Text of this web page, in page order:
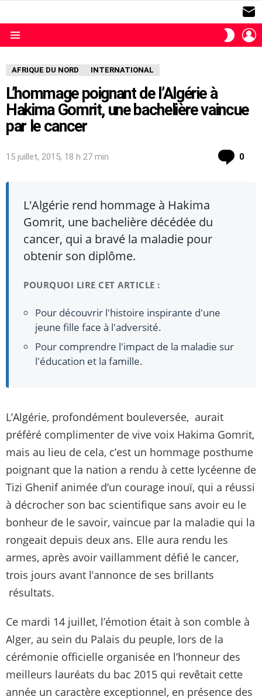
SKIN
AFRIQUE DU NORD INTERNATIONAL
L’hommage poignant de l’Algérie à
Hakima Gomrit, une bachelière vaincue
par le cancer
15 juillet, 2015, 18 h 27 min 0
L'Algérie rend hommage à Hakima
Gomrit, une bachelière décédée du
cancer, qui a bravé la maladie pour
obtenir son diplôme.
POURQUOI LIRE CET ARTICLE :
Pour découvrir l'histoire inspirante d'une
jeune fille face à l'adversité.
Pour comprendre l'impact de la maladie sur
l'éducation et la famille.
L’Algérie, profondément bouleversée, aurait
préféré complimenter de vive voix Hakima Gomrit,
mais au lieu de cela, c’est un hommage posthume
poignant que la nation a rendu à cette lycéenne de
Tizi Ghenif animée d’un courage inouï, qui a réussi
à décrocher son bac scientifique sans avoir eu le
bonheur de le savoir, vaincue par la maladie qui la
rongeait depuis deux ans. Elle aura rendu les
armes, après avoir vaillamment défié le cancer,
trois jours avant l’annonce de ses brillants
résultats.
Ce mardi 14 juillet, l’émotion était à son comble à
Alger, au sein du Palais du peuple, lors de la
cérémonie officielle organisée en l’honneur des
meilleurs lauréats du bac 2015 qui revêtait cette
année un caractère exceptionnel, en présence des